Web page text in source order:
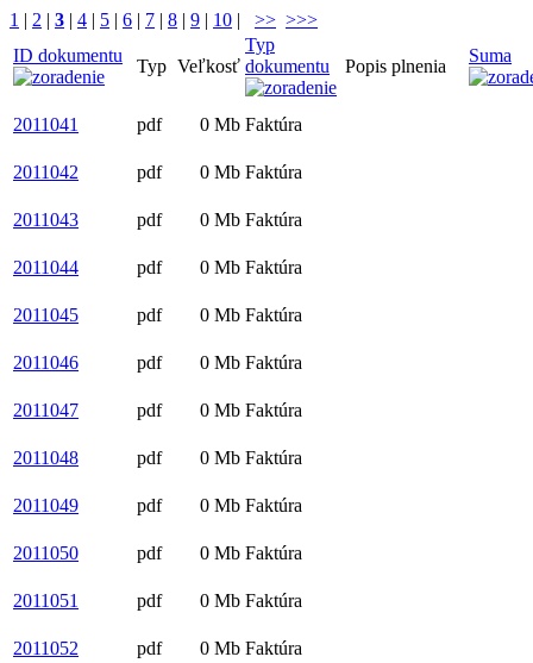
1 | 2 | 3 | 4 | 5 | 6 | 7 | 8 | 9 | 10 | >> >>>
ID dokumentu
Typ Veľkosť
Typ
dokumentu
Popis plnenia
Suma
2011041 pdf 0 Mb Faktúra
2011042 pdf 0 Mb Faktúra
2011043 pdf 0 Mb Faktúra
2011044 pdf 0 Mb Faktúra
2011045 pdf 0 Mb Faktúra
2011046 pdf 0 Mb Faktúra
2011047 pdf 0 Mb Faktúra
2011048 pdf 0 Mb Faktúra
2011049 pdf 0 Mb Faktúra
2011050 pdf 0 Mb Faktúra
2011051 pdf 0 Mb Faktúra
2011052 pdf 0 Mb Faktúra